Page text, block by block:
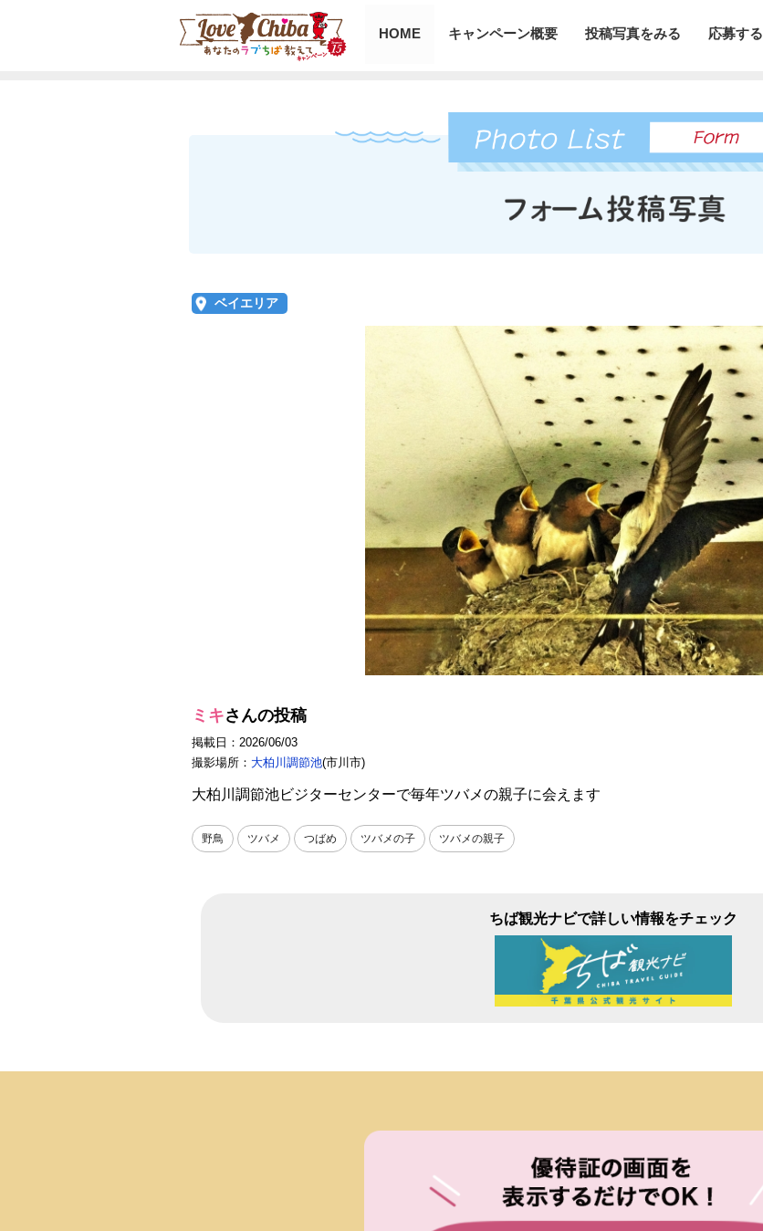
HOME キャンペーン概要 投稿写真をみる 応募する
ベイエリア
ミキさんの投稿
掲載日：2026/06/03
撮影場所： 大柏川調節池(市川市)
大柏川調節池ビジターセンターで毎年ツバメの親子に会えます
野鳥 ツバメ つばめ ツバメの子 ツバメの親子
ちば観光ナビで詳しい情報をチェック